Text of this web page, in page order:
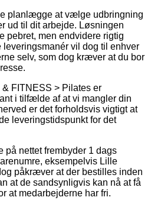
planlægge at vælge udbringning
ud til dit arbejde. Løsningen
pebret, men endvidere rigtig
vil dog til enhver
selv, som dog kræver at du bor
FITNESS > Pilates er
i tilfælde af at vi mangler din
er det forholdsvis vigtigt at
leveringstidspunkt for det
på nettet frembyder 1 dags
eksempelvis Lille
påkræver at der bestilles inden
at de sandsynligvis kan nå at få
at medarbejderne har fri.